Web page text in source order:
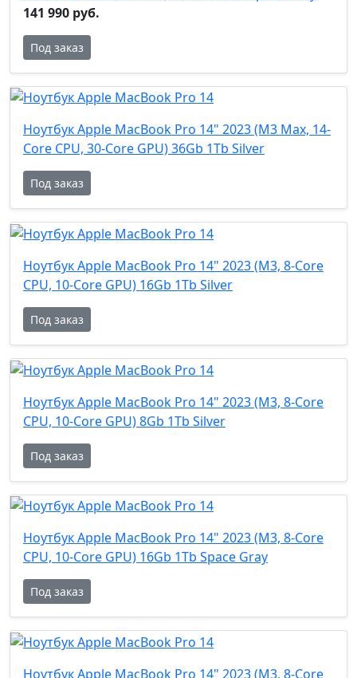
141 990 руб.
Под заказ
Ноутбук Apple MacBook Pro 14" 2023 (M3 Max, 14-
Core CPU, 30-Core GPU) 36Gb 1Tb Silver
Под заказ
Ноутбук Apple MacBook Pro 14" 2023 (M3, 8-Core
CPU, 10-Core GPU) 16Gb 1Tb Silver
Под заказ
Ноутбук Apple MacBook Pro 14" 2023 (M3, 8-Core
CPU, 10-Core GPU) 8Gb 1Tb Silver
Под заказ
Ноутбук Apple MacBook Pro 14" 2023 (M3, 8-Core
CPU, 10-Core GPU) 16Gb 1Tb Space Gray
Под заказ
Ноутбук Apple MacBook Pro 14" 2023 (M3, 8-Core